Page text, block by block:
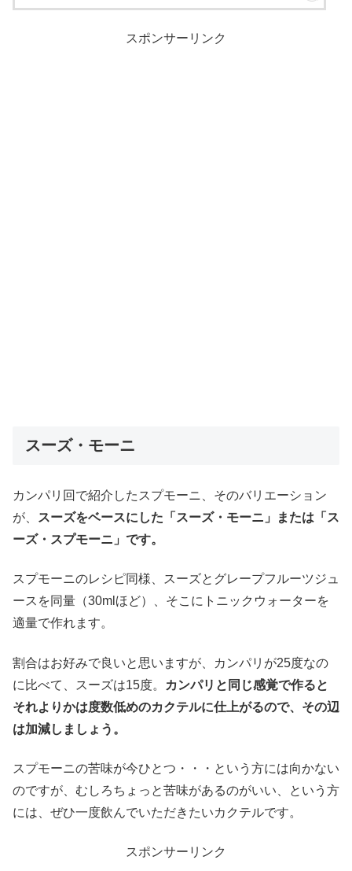
スポンサーリンク
スーズ・モーニ
カンパリ回で紹介したスプモーニ、そのバリエーション
が、
スーズをベースにした「スーズ・モーニ」または「ス
ーズ・スプモーニ」です。
スプモーニのレシピ同様、スーズとグレープフルーツジュ
ースを同量（30mlほど）、そこにトニックウォーターを
適量で作れます。
割合はお好みで良いと思いますが、カンパリが25度なの
に比べて、スーズは15度。
カンパリと同じ感覚で作ると
それよりかは度数低めのカクテルに仕上がるので、その辺
は加減しましょう。
スプモーニの苦味が今ひとつ・・・という方には向かない
のですが、むしろちょっと苦味があるのがいい、という方
には、ぜひ一度飲んでいただきたいカクテルです。
スポンサーリンク